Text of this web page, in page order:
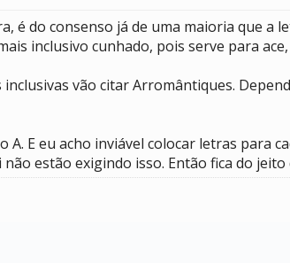
é do consenso já de uma maioria que a
inclusivo cunhado, pois serve para
vão citar Arromântiques.
E eu acho inviável colocar letras para
estão exigindo isso. Então fica do jeito